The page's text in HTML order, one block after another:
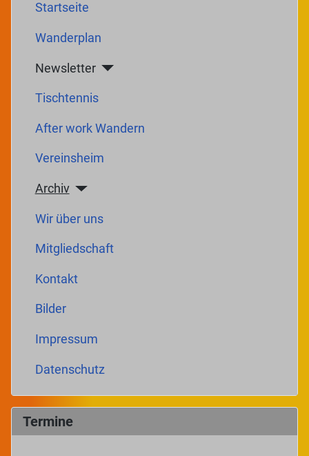
Startseite
Wanderplan
Newsletter
Tischtennis
After work Wandern
Vereinsheim
Archiv
Wir über uns
Mitgliedschaft
Kontakt
Bilder
Impressum
Datenschutz
Termine